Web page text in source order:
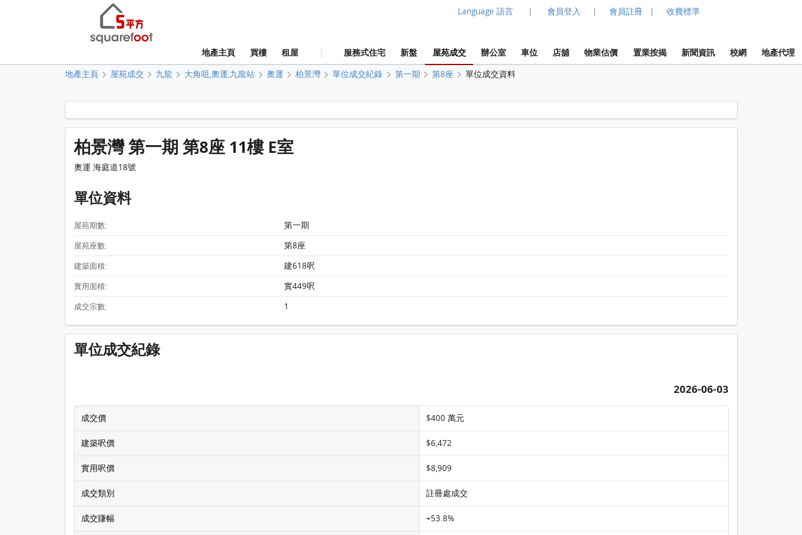
Language 語言 | 會員登入 | 會員註冊 | 收費標準
地產主頁 買樓 租屋 | 服務式住宅 新盤 屋苑成交 辦公室 車位 店舖 物業估價 置業按揭 新聞資訊 校網 地產代理
地產主頁 屋苑成交 九龍 大角咀,奧運,九龍站 奧運 柏景灣 單位成交紀錄 第一期 第8座 單位成交資料
柏景灣 第一期 第8座 11樓 E室 平面圖
柏景灣 第一期 第8座 11樓 E室
奧運 海庭道18號
單位資料
屋苑期數: 第一期
屋苑座數: 第8座
建築面積: 建618呎
實用面積: 實449呎
成交宗數: 1
單位成交紀錄
2026-06-03
成交價 $400 萬元
建築呎價 $6,472
實用呎價 $8,909
成交類別 註冊處成交
成交賺幅 +53.8%